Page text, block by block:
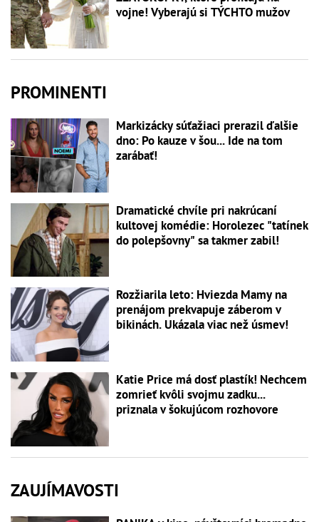
vojne! Vyberajú si TÝCHTO mužov
PROMINENTI
Markizácky súťažiaci prerazil ďalšie
dno: Po kauze v šou... Ide na tom
zarábať!
Dramatické chvíle pri nakrúcaní
kultovej komédie: Horolezec "tatínek
do polepšovny" sa takmer zabil!
Rozžiarila leto: Hviezda Mamy na
prenájom prekvapuje záberom v
bikinách. Ukázala viac než úsmev!
Katie Price má dosť plastík! Nechcem
zomrieť kvôli svojmu zadku...
priznala v šokujúcom rozhovore
ZAUJÍMAVOSTI